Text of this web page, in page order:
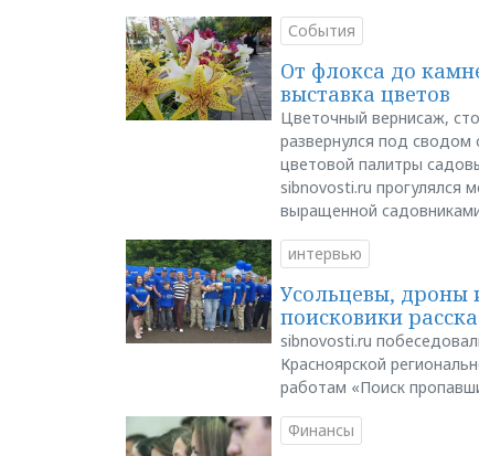
События
От флокса до
выставка цветов
Цветочный вернисаж,
развернулся под сводом
цветовой палитры
sibnovosti.ru прогулялся
выращенной
интервью
Усольцевы, дроны
поисковики
sibnovosti.ru
Красноярской
работам «Поиск
Финансы